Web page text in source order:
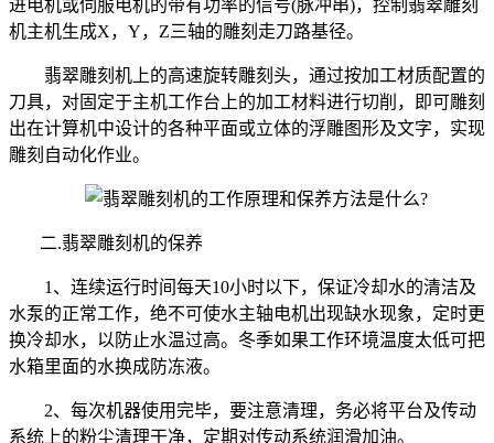
进电机或伺服电机的带有功率的信号(脉冲串)，控制翡翠雕刻
机主机生成X，Y，Z三轴的雕刻走刀路基径。
翡翠雕刻机上的高速旋转雕刻头，通过按加工材质配置的
刀具，对固定于主机工作台上的加工材料进行切削，即可雕刻
出在计算机中设计的各种平面或立体的浮雕图形及文字，实现
雕刻自动化作业。
二.翡翠雕刻机的保养
1、连续运行时间每天10小时以下，保证冷却水的清洁及
水泵的正常工作，绝不可使水主轴电机出现缺水现象，定时更
换冷却水，以防止水温过高。冬季如果工作环境温度太低可把
水箱里面的水换成防冻液。
2、每次机器使用完毕，要注意清理，务必将平台及传动
系统上的粉尘清理干净，定期对传动系统润滑加油。